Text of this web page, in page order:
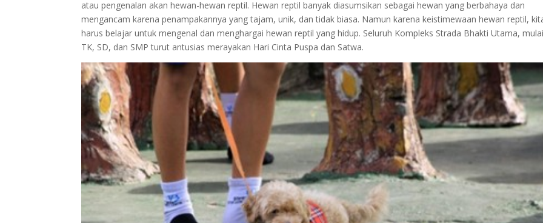
atau pengenalan akan hewan-hewan reptil. Hewan reptil banyak diasumsikan sebagai hewan yang berbahaya dan
mengancam karena penampakannya yang tajam, unik, dan tidak biasa. Namun karena keistimewaan hewan reptil,
harus belajar untuk mengenal dan menghargai hewan reptil yang hidup. Seluruh Kompleks Strada Bhakti Utama,
TK, SD, dan SMP turut antusias merayakan Hari Cinta Puspa dan Satwa.